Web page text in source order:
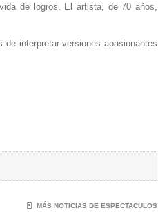
de logros. El artista, de 70 años,
interpretar versiones apasionantes
📄 MÁS NOTICIAS DE ESPECTACULOS